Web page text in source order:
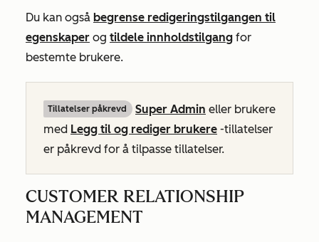
Du kan også begrense redigeringstilgangen til
egenskaper og tildele innholdstilgang for
bestemte brukere.
Tillatelser påkrevd Super Admin eller brukere
med Legg til og rediger brukere -tillatelser
er påkrevd for å tilpasse tillatelser.
CUSTOMER RELATIONSHIP
MANAGEMENT